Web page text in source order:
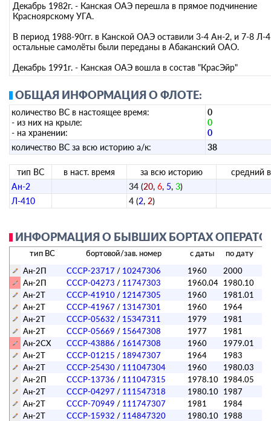
Декабрь 1982г. - Канская ОАЭ перешла в прямое подчинение
Красноярскому УГА.
В период 1988-90гг. в Канской ОАЭ оставили 3-4 Ан-2, и 7-8 Л-
остальные самолёты были переданы в Абаканский ОАО.
Декабрь 1991г. - Канская ОАЭ вошла в состав "КрасЭйр"
ОБЩАЯ ИНФОРМАЦИЯ О ФЛОТЕ:
количество ВС в настоящее время:
- из них на крыле:
- на хранении:
0
0
0
количество ВС за всю историю а/к:
38
тип ВС в наст. время за всю историю
средний
Ан-2
34 (20, 6, 5, 3)
Л-410
4 (2, 2)
ИНФОРМАЦИЯ О БЫВШИХ БОРТАХ
тип ВС бортовой/зав. номер с даты по дату
Ан-2П
СССР-23717 / 10247306 1960 2000
Ан-2П
СССР-04273 / 11747303 1960.04 1980.10
Ан-2Т
СССР-41910 / 12147305 1960 1981.01
Ан-2Т
СССР-41967 / 13147301 1960 1964
Ан-2Т
СССР-05632 / 15347311 1979 1981
Ан-2Т
СССР-05669 / 15647308 1977 1981
Ан-2СХ
СССР-43886 / 16147308 1960 1979.01
Ан-2Т
СССР-01215 / 18947307 1964 1983
Ан-2Т
СССР-25430 / 111047304 1960 1980.03
Ан-2П
СССР-13736 / 111047315 1978.10 1984.05
Ан-2Т
СССР-04297 / 111547318 1980.10 1987
Ан-2Т
СССР-70949 / 111747307 1981 1984
Ан-2Т
СССР-15932 / 114847320 1980.10 1988